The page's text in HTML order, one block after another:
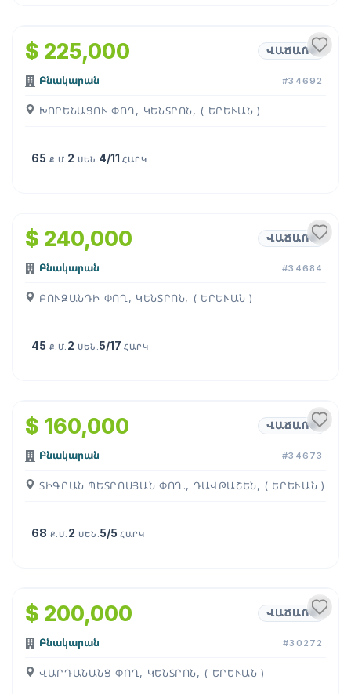
$ 225,000 ՎԱՃԱՌՔ
Բնակարան #34692
ԽՈՐԵՆԱՑՈՒ ՓՈՂ, ԿԵՆՏՐՈՆ, ( ԵՐԵՒԱՆ )
65 Ք.Մ. 2 ՍԵՆ. 4/11ՀԱՐԿ
$ 240,000 ՎԱՃԱՌՔ
Բնակարան #34684
ԲՈՒԶԱՆԴԻ ՓՈՂ, ԿԵՆՏՐՈՆ, ( ԵՐԵՒԱՆ )
45 Ք.Մ. 2 ՍԵՆ. 5/17ՀԱՐԿ
$ 160,000 ՎԱՃԱՌՔ
Բնակարան #34673
ՏԻԳՐԱՆ ՊԵՏՐՈՍՅԱՆ ՓՈՂ., ԴԱՎԹԱՇԵՆ, ( ԵՐԵՒԱՆ )
68 Ք.Մ. 2 ՍԵՆ. 5/5ՀԱՐԿ
$ 200,000 ՎԱՃԱՌՔ
Բնակարան #30272
ՎԱՐԴԱՆԱՆՑ ՓՈՂ, ԿԵՆՏՐՈՆ, ( ԵՐԵՒԱՆ )